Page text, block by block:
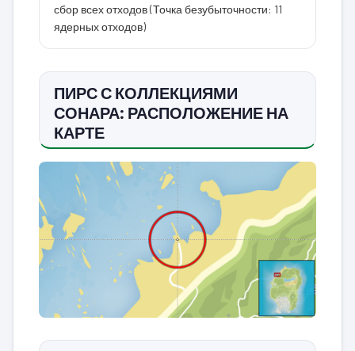
сбор всех отходов (Точка безубыточности: 11
ядерных отходов)
ПИРС С КОЛЛЕКЦИЯМИ
СОНАРА: РАСПОЛОЖЕНИЕ НА
КАРТЕ